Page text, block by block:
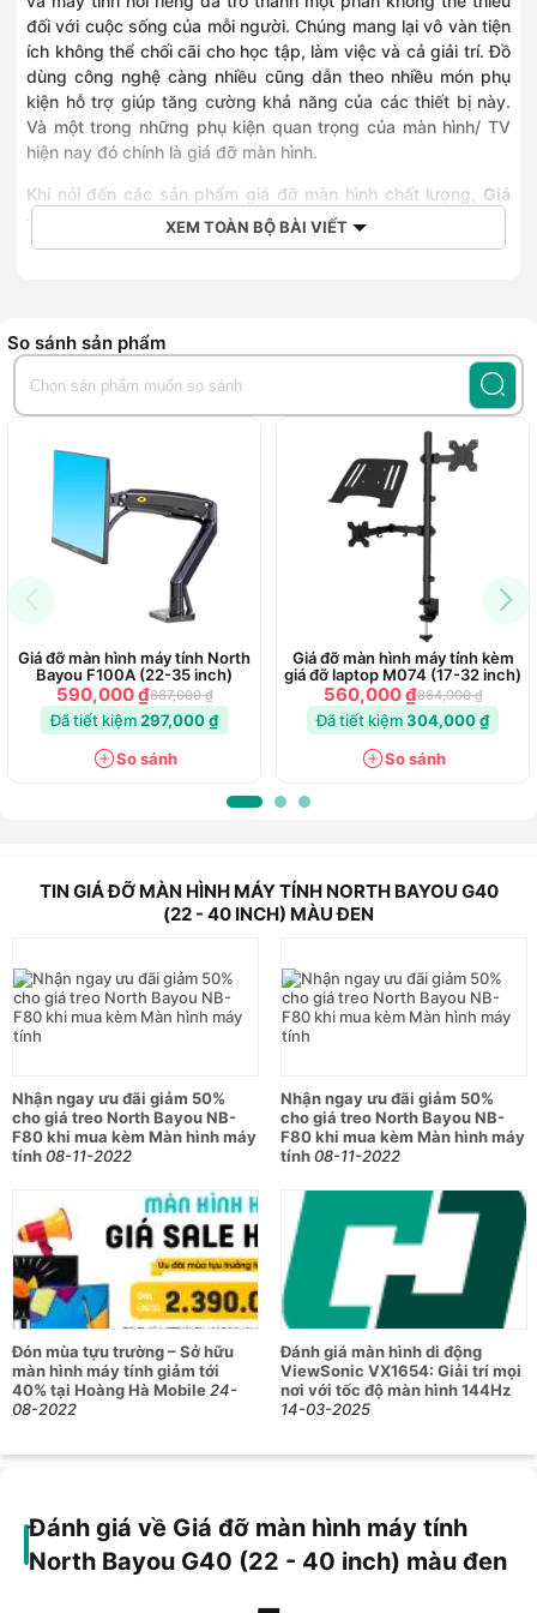
đối với cuộc sống của mỗi người. Chúng mang lại vô vàn tiện
ích không thể chối cãi cho học tập, làm việc và cả giải trí. Đồ
dùng công nghệ càng nhiều cũng dẫn theo nhiều món phụ
kiện hỗ trợ giúp tăng cường khả năng của các thiết bị này.
Và một trong những phụ kiện quan trọng của màn hình/ TV
hiện nay đó chính là giá đỡ màn hình.
Khi nói đến các sản phẩm giá đỡ màn hình chất lượng, Giá
đỡ màn hình máy tính North Bayou G40
sự lựa chọn mà bạn không nên bỏ qua.
Mặc dù giá đỡ màn hình máy tính North Bayou G40, nó vẫn
sở hữu vẻ đẹp hút mắt người dùng ngay từ cái nhìn đầu tiên.
Với chất liệu hợp kim loại được sơn tĩnh điện, North Bayou
G40 đem đến cho người dùng cảm giác chắc chắn bất chấp
ngoại hình đơn giản của mình. Chính vì vậy, màn hình này có
hỗ trợ tốt tất cả màn hình có trọng lượng 2 đến 15 kg và
kích thước từ 20 đến 40 inch
vớiVESA 75x75 mm
100x100mm.
Hãng cũng đã vô cùng tinh tế khi
tích hợp thêm 1 cổng
ở phần đuôi của tay cầm này. Chính vì vậy, bạn
có thể kết nối máy tính với các thiết bị ngoại vi khác (nếu
cần) mà không cần phải đưa tay với tới màn hình để tìm chỗ
cắm.
chính là khả năng điều chỉnh lực đỡ lò xo. Bạn có thể chủ
Vớikhả năng xoay linh hoạt: 180 độ theo chiều dọc và 360
độ theo chiều ngang, giá đỡ màn hình máy tính North Bayou
G40 có thể đáp ứng tốt mọi nhu cầu điều chỉnh màn hình của
khả năng điều chỉnh góc nghiêng 85 độ giúp bạn có thể tìm
được góc nhìn tốt nhất cho quá trình học tập, làm việc cũng
như giải trí của mình.
Với thiết kế cánh tay rộng, North Bayou G40 có thể kéo dài
630 mm theo chiều ngang và 320 mm theo chiều cao. Điều
này là vô cùng cần thiết cho những ai cần phải thay đổi vị trí
hay tư thế ngồi cùa mình một cách thường xuyên.
Lắp đặt đơn giản và dễ dàng
Sở hữukích thước vô cùng nhỏ gọn (chỉ 39 x 28,5 x 9,5
cm), giá đỡ màn hình máy tính North Bayou G40 cho phép
lỗ. Bạn hoàn toàn có thể lựa chọn cách lắp đặt phù hợp với
không gian làm việc của mình.
XEM TOÀN BỘ BÀI VIẾT
So sánh sản phẩm
Giá đỡ màn hình máy tính North
Bayou F100A (22-35 inch)
590,000 ₫887,000 ₫
Đã tiết kiệm297,000 ₫
So sánh
Giá đỡ màn hình máy tính kèm
giá đỡ laptop M074 (17-32 inch)
560,000 ₫864,000 ₫
Đã tiết kiệm304,000 ₫
So sánh
TIN GIÁ ĐỠ MÀN HÌNH MÁY TÍNH NORTH BAYOU G40
(22 - 40 INCH) MÀU ĐEN
Nhận ngay ưu đãi giảm 50%
cho giá treo North Bayou NB-
F80 khi mua kèm Màn hình máy
tính08-11-2022
Nhận ngay ưu đãi giảm 50%
cho giá treo North Bayou NB-
F80 khi mua kèm Màn hình máy
tính08-11-2022
Đón mùa tựu trường – Sở hữu
màn hình máy tính giảm tới
40% tại Hoàng Hà Mobile24-
08-2022
Đánh giá màn hình di động
ViewSonic VX1654: Giải trí mọi
nơi với tốc độ màn hình 144Hz
14-03-2025
Đánh giá về Giá đỡ màn hình máy tính
North Bayou G40 (22 - 40 inch) màu đen